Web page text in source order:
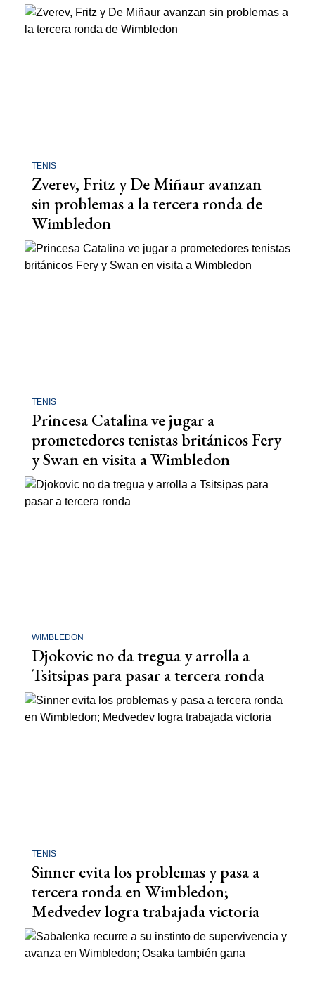
TENIS
Zverev, Fritz y De Miñaur avanzan
sin problemas a la tercera ronda de
Wimbledon
TENIS
Princesa Catalina ve jugar a
prometedores tenistas británicos Fery
y Swan en visita a Wimbledon
WIMBLEDON
Djokovic no da tregua y arrolla a
Tsitsipas para pasar a tercera ronda
TENIS
Sinner evita los problemas y pasa a
tercera ronda en Wimbledon;
Medvedev logra trabajada victoria